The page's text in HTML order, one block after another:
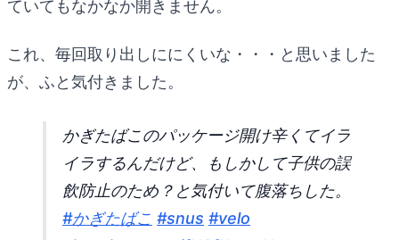
ていてもなかなか開きません。
これ、毎回取り出しににくいな・・・と思いました
が、ふと気付きました。
かぎたばこのパッケージ開け辛くてイラ
イラするんだけど、もしかして子供の誤
飲防止のため？と気付いて腹落ちした。
#かぎたばこ #snus #velo